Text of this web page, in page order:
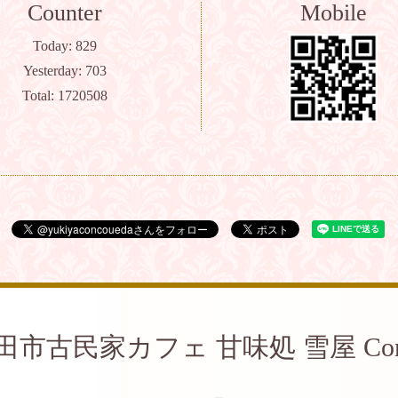
Counter
Today: 829
Yesterday: 703
Total: 1720508
Mobile
市古民家カフェ 甘味処 雪屋